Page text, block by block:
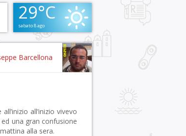
29°C
sabato 8 ago
Barcellona
all’inizio vivevo
una gran confusione
alla sera.